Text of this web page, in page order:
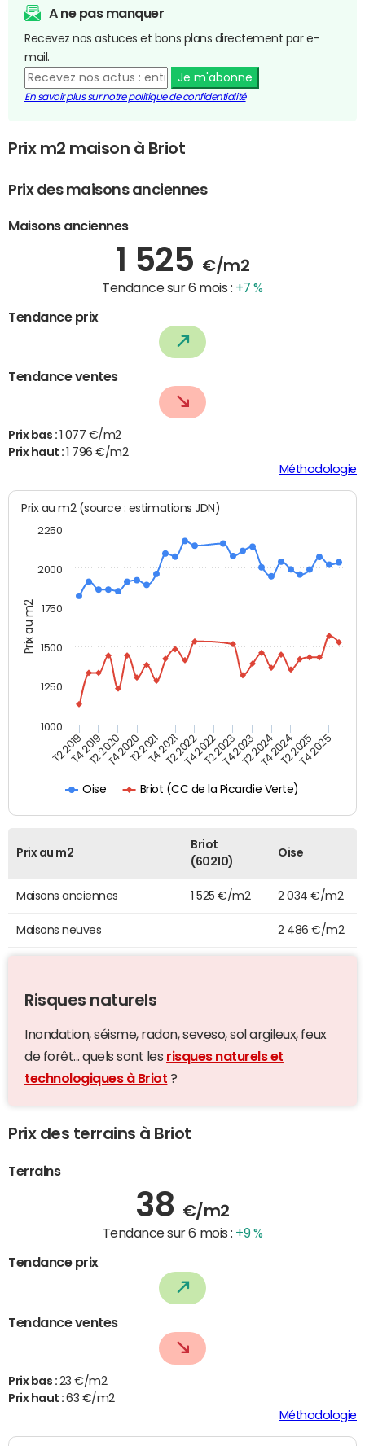
A ne pas manquer
Recevez nos astuces et bons plans directement par e-
mail.
Je m'abonne
En savoir plus sur notre politique de confidentialité
Prix m2 maison à Briot
Prix des maisons anciennes
Maisons anciennes
1 525 €/m2
Tendance sur 6 mois : +7 %
Tendance prix
Tendance ventes
Prix bas :
1 077 €/m2
Prix haut :
1 796 €/m2
Méthodologie
Prix au m2
Prix au m2 (source : estimations JDN)
Oise Briot (CC de la Picardie Verte)
T2 2019T4 2019T2 2020T4 2020T2 2021T4 2021T2 2022T4 2022T2 2023T4 2023T2 2024T4 2024T2 2025T4 2025
1000
1250
1500
1750
2000
2250
Prix au m2
Briot
(60210)
Oise
Maisons anciennes 1 525 €/m2 2 034 €/m2
Maisons neuves 2 486 €/m2
Risques naturels
Inondation, séisme, radon, seveso, sol argileux, feux
de forêt... quels sont les risques naturels et
technologiques à Briot ?
Prix des terrains à Briot
Terrains
38 €/m2
Tendance sur 6 mois : +9 %
Tendance prix
Tendance ventes
Prix bas : 23 €/m2
Prix haut :63 €/m2
Méthodologie